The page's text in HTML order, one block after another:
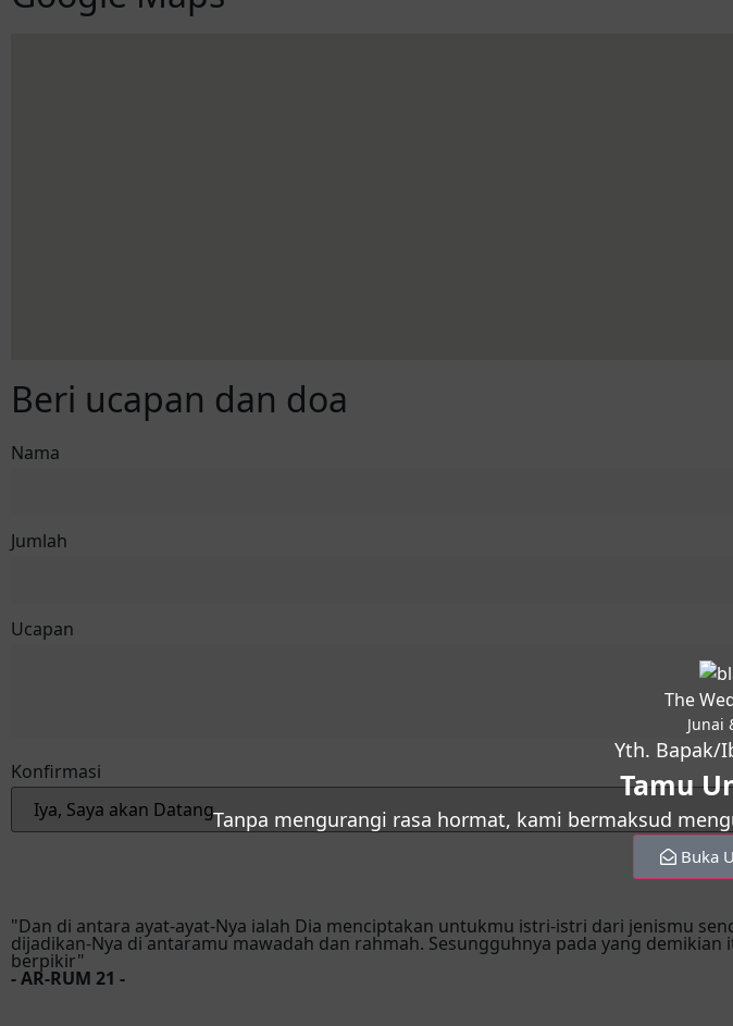
Beri ucapan dan doa
Nama
Jumlah
Ucapan
Konfirmasi
"Dan di antara ayat-ayat-Nya ialah Dia menciptakan untukmu istri-istri dari jenismu
dijadikan-Nya di antaramu mawadah dan rahmah. Sesungguhnya pada yang
berpikir"
- AR-RUM 21 -
The
Junai
Yth. Bapak/
Tamu
Tanpa mengurangi rasa hormat, kami bermaksud
Buka